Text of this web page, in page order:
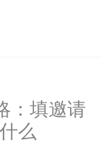
：填邀请
么